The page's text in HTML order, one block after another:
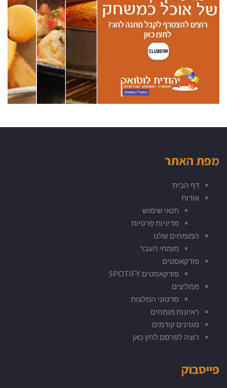
מפת האתר
דף הבית
אודות
תנאי שימוש
מדיניות פרטיות
המומחים שלנו
מומחי העבר
פודקאסטים
פודקאסטים SPOTIFY
ממליצים
סרטוני המלצות
ראיונות מומחים
מגזינים קודמים
רוצה לפרסם לחץ כאן
פייסבוק